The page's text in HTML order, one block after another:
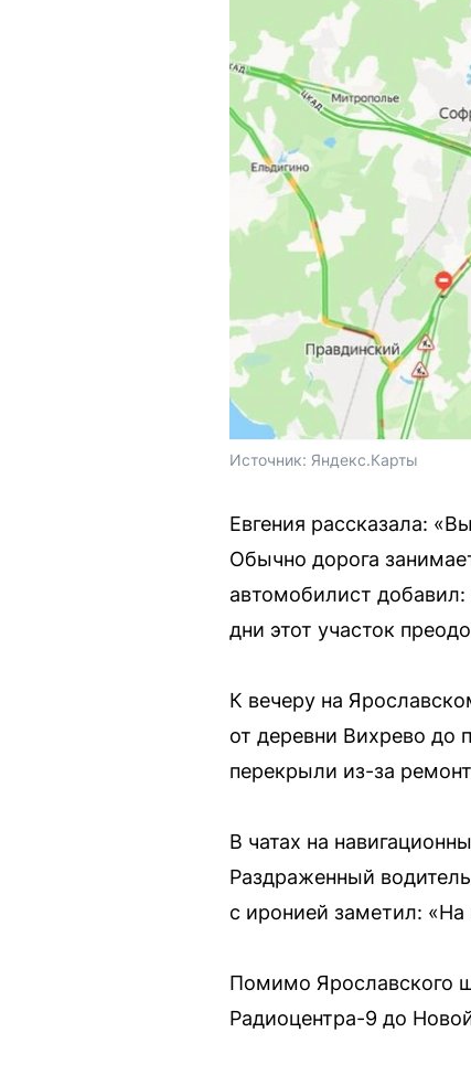
Источник: Яндекс.Карты
Евгения рассказала:
Обычно дорога
автомобилист
дни этот участок
К вечеру на
от деревни Вихрево до
перекрыли из-за
В чатах на
Раздраженный
с иронией заметил:
Помимо Ярославского
Радиоцентра-9 до